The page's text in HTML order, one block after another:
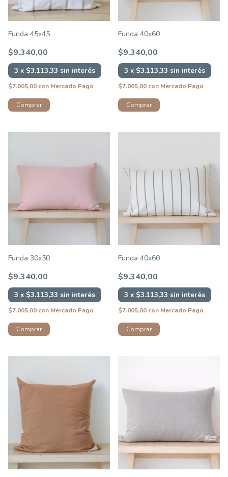
Funda 45x45
$9.340,00
3 x $3.113,33 sin interés
$7.005,00 con Mercado Pago
Comprar
Funda 40x60
$9.340,00
3 x $3.113,33 sin interés
$7.005,00 con Mercado Pago
Comprar
Funda 30x50
$9.340,00
3 x $3.113,33 sin interés
$7.005,00 con Mercado Pago
Comprar
Funda 40x60
$9.340,00
3 x $3.113,33 sin interés
$7.005,00 con Mercado Pago
Comprar